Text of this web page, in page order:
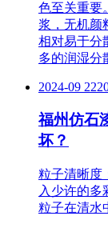
色至关重要
浆，无机颜
相对易于分
多的润湿分
2024-09 22
福州仿石
坏？
粒子清晰度
入少许的多
粒子在清水